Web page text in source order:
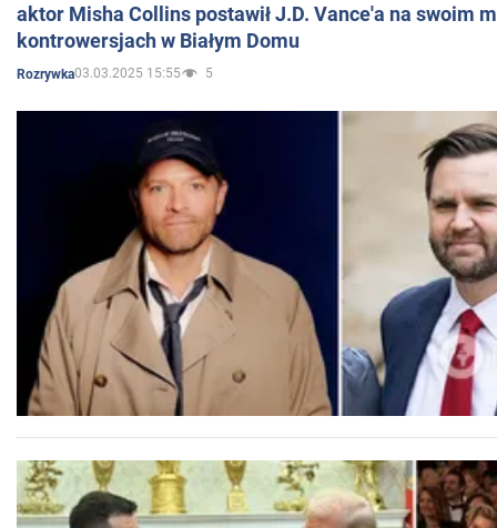
aktor Misha Collins postawił J.D. Vance'a na swoim
kontrowersjach w Białym Domu
Rozrywka03.03.2025 15:55 5